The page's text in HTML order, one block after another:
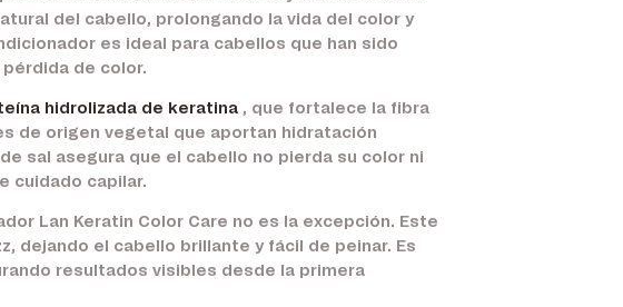
del cabello, prolongando la vida del color y
es ideal para cabellos que han sido
de color.
hidrolizada de keratina , que fortalece la fibra
de origen vegetal que aportan hidratación
sal asegura que el cabello no pierda su color ni
cuidado capilar.
Lan Keratin Color Care no es la excepción. Este
dejando el cabello brillante y fácil de peinar. Es
resultados visibles desde la primera